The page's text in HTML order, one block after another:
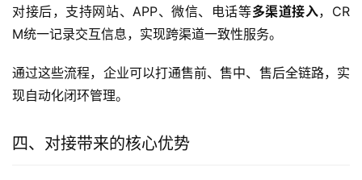
对接后，支持网站、APP、微信、电话等多渠道接入，CR
M统一记录交互信息，实现跨渠道一致性服务。
通过这些流程，企业可以打通售前、售中、售后全链路，实
现自动化闭环管理。
四、对接带来的核心优势